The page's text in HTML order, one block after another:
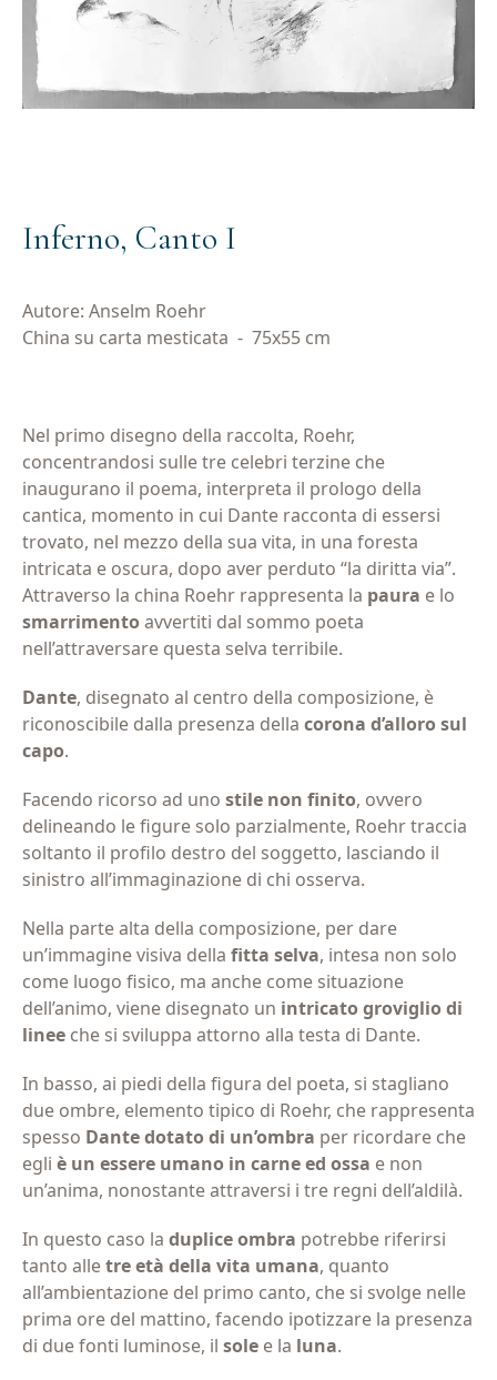
Inferno, Canto I
Autore: Anselm Roehr
China su carta mesticata - 75x55 cm
Nel primo disegno della raccolta, Roehr,
concentrandosi sulle tre celebri terzine che
inaugurano il poema, interpreta il prologo della
cantica, momento in cui Dante racconta di essersi
trovato, nel mezzo della sua vita, in una foresta
intricata e oscura, dopo aver perduto “la diritta via”.
Attraverso la china Roehr rappresenta la paura e lo
smarrimentoavvertiti dal sommo poeta
nell’attraversare questa selva terribile.
Dante, disegnato al centro della composizione, è
riconoscibile dalla presenza della corona d’alloro sul
capo.
Facendo ricorso ad uno stile non finito, ovvero
delineando le figure solo parzialmente, Roehr traccia
soltanto il profilo destro del soggetto, lasciando il
sinistro all’immaginazione di chi osserva.
Nella parte alta della composizione, per dare
un’immagine visiva della fitta selva, intesa non solo
come luogo fisico, ma anche come situazione
dell’animo, viene disegnato un intricato groviglio di
linee che si sviluppa attorno alla testa di Dante.
In basso, ai piedi della figura del poeta, si stagliano
due ombre, elemento tipico di Roehr, che rappresenta
spesso Dante dotato di un’ombra per ricordare che
egli è un essere umano in carne ed ossa e non
un’anima, nonostante attraversi i tre regni dell’aldilà.
In questo caso la duplice ombra potrebbe riferirsi
tanto alletre età della vita umana, quanto
all’ambientazione del primo canto, che si svolge nelle
prima ore del mattino, facendo ipotizzare la presenza
di due fonti luminose, il sole e la luna.